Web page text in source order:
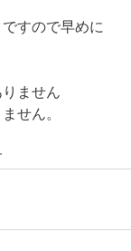
すので早めに
ません
せん。